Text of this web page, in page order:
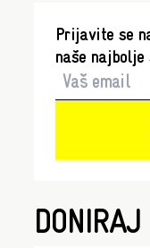
Prijavite se
naše najbolje
DONIRAJ